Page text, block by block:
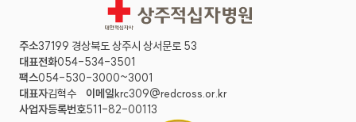
상주적십자병원
주소37199 경상북도 상주시 상서문로 53
대표전화054-534-3501
팩스054-530-3000~3001
대표자김혁수 이메일krc309@redcross.or.kr
사업자등록번호511-82-00113